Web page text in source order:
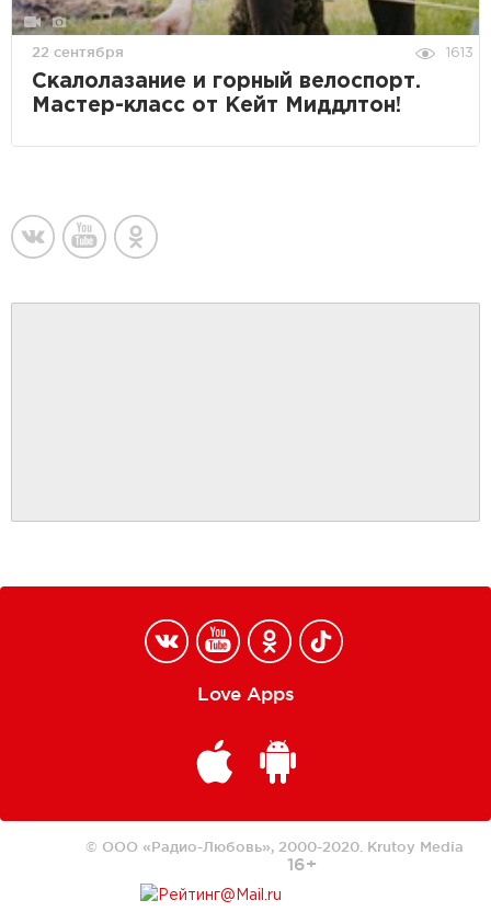
22 сентября 1613
Скалолазание и горный велоспорт.
Мастер-класс от Кейт Миддлтон!
Love Apps
© ООО «Радио-Любовь», 2000-2020. Krutoy Media
16+